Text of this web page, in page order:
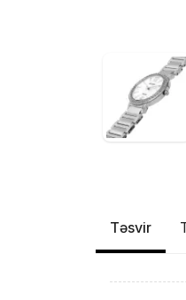
Təsvir